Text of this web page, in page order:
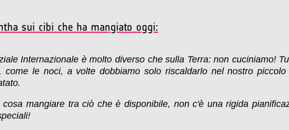
sui cibi che ha mangiato oggi:
Internazionale è molto diverso che sulla Terra: non cuciniamo!
come le noci, a volte dobbiamo solo riscaldarlo nel nostro
mangiare tra ciò che è disponibile, non c'è una rigida